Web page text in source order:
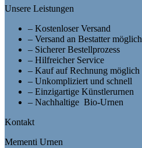
Unsere Leistungen
– Kostenloser Versand
– Versand an Bestatter möglich
– Sicherer Bestellprozess
– Hilfreicher Service
– Kauf auf Rechnung möglich
– Unkompliziert und schnell
– Einzigartige Künstlerurnen
– Nachhaltige Bio-Urnen
Kontakt
Mementi Urnen